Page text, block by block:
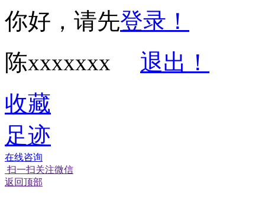
你好，请先登录！
陈xxxxxxx
退出！
收藏
足迹
在线咨询
扫一扫关注微信
返回顶部